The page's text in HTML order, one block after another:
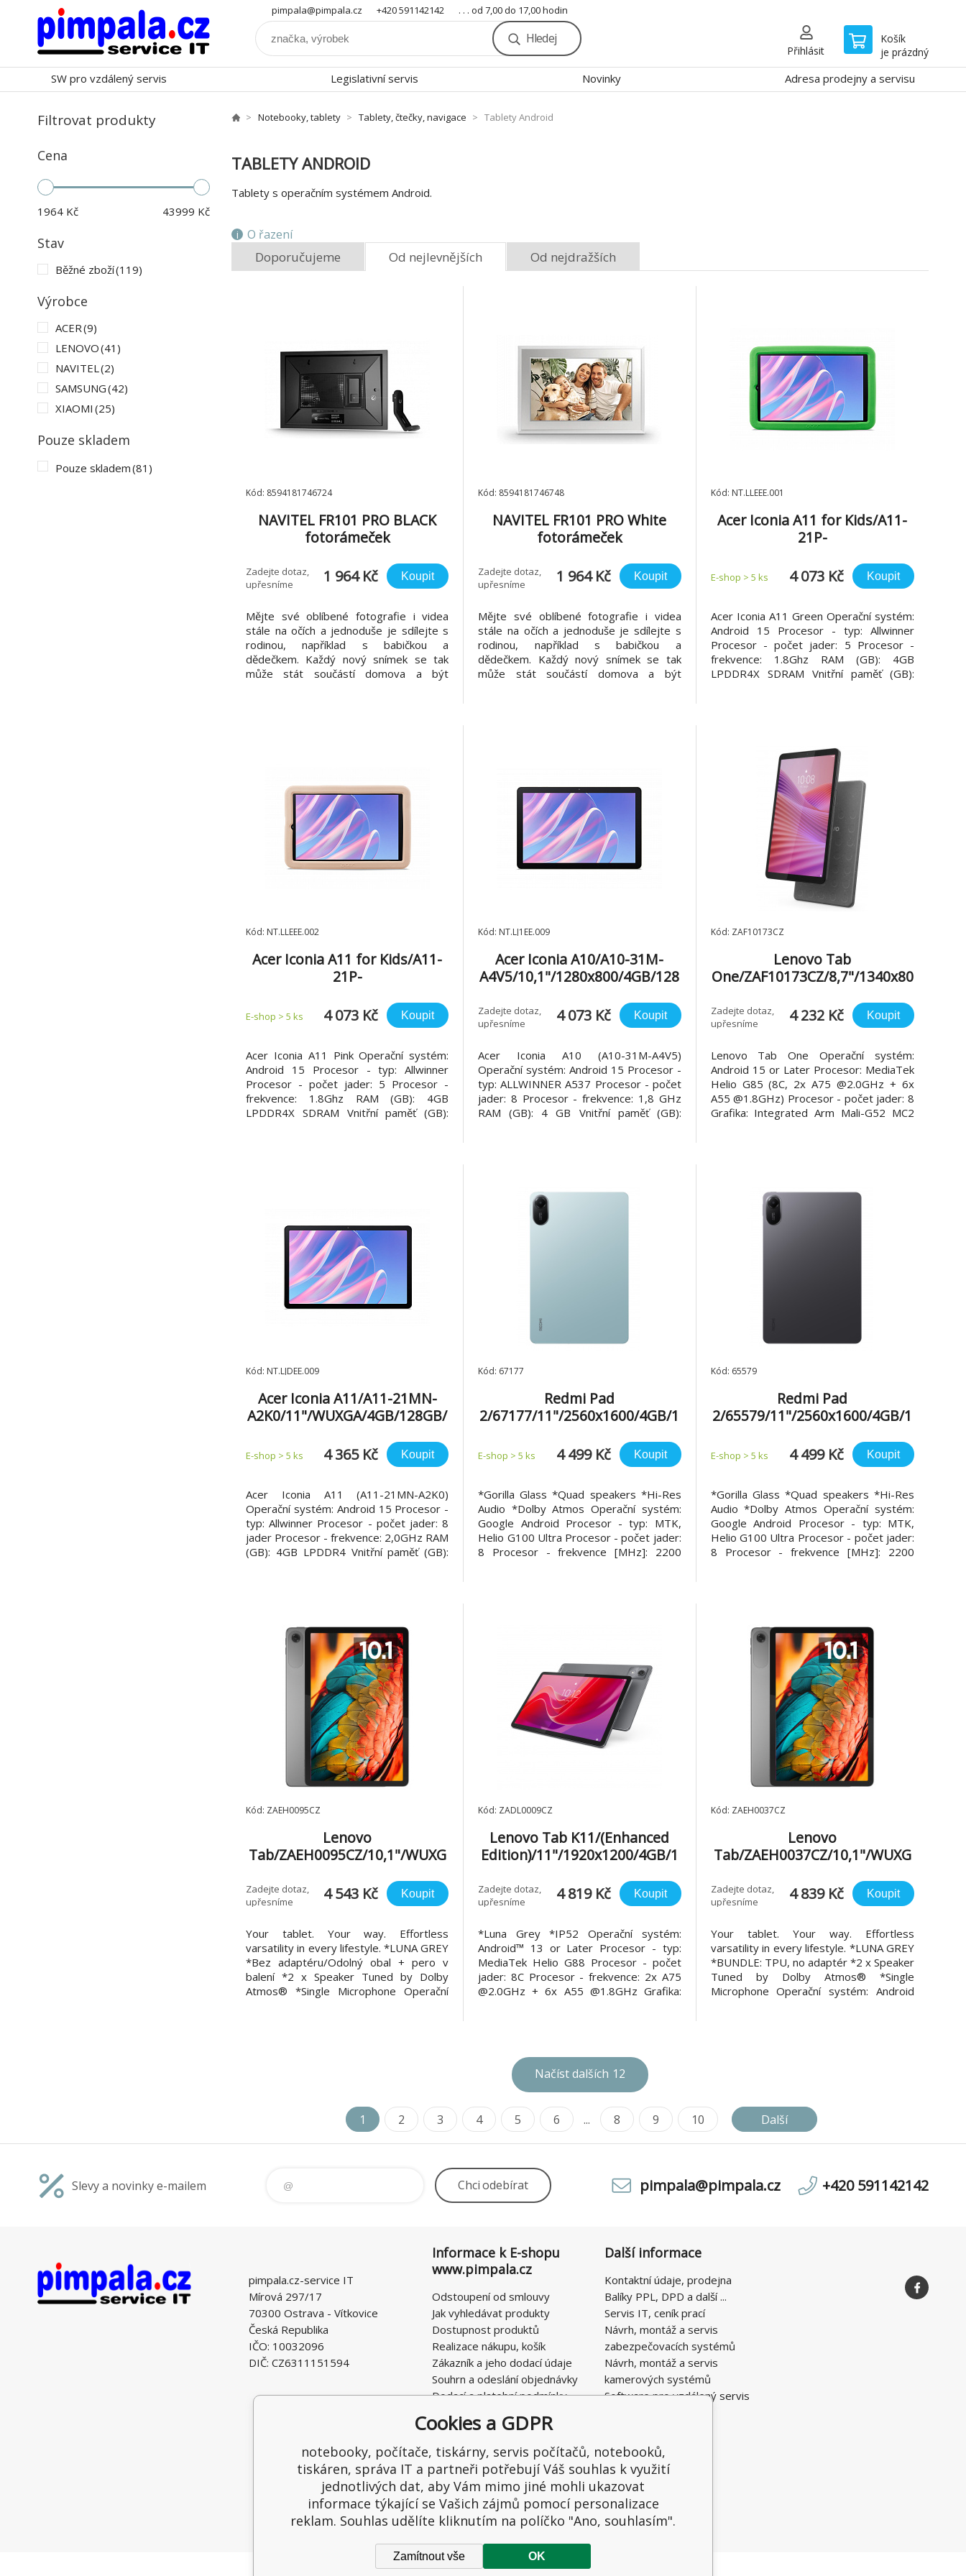
pimpala@pimpala.cz +420 591142142 . . . od 7,00 do 17,00 hodin
Hledej
Přihlásit
Košík
je prázdný
SW pro vzdálený servis Legislativní servis Novinky Adresa prodejny a servisu
Filtrovat produkty
Cena
1964 Kč 43999 Kč
Stav
Běžné zboží(119)
Výrobce
ACER(9)
LENOVO(41)
NAVITEL(2)
SAMSUNG(42)
XIAOMI (25)
Pouze skladem
Pouze skladem(81)
Notebooky, tablety Tablety, čtečky, navigace Tablety Android
TABLETY ANDROID
Tablety s operačním systémem Android.
O řazení
Doporučujeme Od nejlevnějších Od nejdražších
Kód: 8594181746724
NAVITEL FR101 PRO BLACK
fotorámeček
Zadejte dotaz,
upřesníme
1 964 Kč Koupit
Mějte své oblíbené fotografie i videa
stále na očích a jednoduše je sdílejte s
rodinou, například s babičkou a
dědečkem. Každý nový snímek se tak
může stát součástí domova a být
Kód: 8594181746748
NAVITEL FR101 PRO White
fotorámeček
Zadejte dotaz,
upřesníme
1 964 Kč Koupit
Mějte své oblíbené fotografie i videa
stále na očích a jednoduše je sdílejte s
rodinou, například s babičkou a
dědečkem. Každý nový snímek se tak
může stát součástí domova a být
Kód: NT.LLEEE.001
Acer Iconia A11 for Kids/A11-
21P-
GB/An15/Zelená
E-shop > 5 ks 4 073 Kč Koupit
Acer Iconia A11 Green Operační systém:
Android 15 Procesor - typ: Allwinner
Procesor - počet jader: 5 Procesor -
frekvence: 1.8Ghz RAM (GB): 4GB
LPDDR4X SDRAM Vnitřní paměť (GB):
Kód: NT.LLEEE.002
Acer Iconia A11 for Kids/A11-
21P-
GB/An15/Růžová
E-shop > 5 ks 4 073 Kč Koupit
Acer Iconia A11 Pink Operační systém:
Android 15 Procesor - typ: Allwinner
Procesor - počet jader: 5 Procesor -
frekvence: 1.8Ghz RAM (GB): 4GB
LPDDR4X SDRAM Vnitřní paměť (GB):
Kód: NT.LJ1EE.009
Acer Iconia A10/A10-31M-
A4V5/10,1"/1280x800/4GB/128
Zadejte dotaz,
upřesníme
4 073 Kč Koupit
Acer Iconia A10 (A10-31M-A4V5)
Operační systém: Android 15 Procesor -
typ: ALLWINNER A537 Procesor - počet
jader: 8 Procesor - frekvence: 1,8 GHz
RAM (GB): 4 GB Vnitřní paměť (GB):
Kód: ZAF10173CZ
Lenovo Tab
One/ZAF10173CZ/8,7"/1340x80
Zadejte dotaz,
upřesníme
4 232 Kč Koupit
Lenovo Tab One Operační systém:
Android 15 or Later Procesor: MediaTek
Helio G85 (8C, 2x A75 @2.0GHz + 6x
A55 @1.8GHz) Procesor - počet jader: 8
Grafika: Integrated Arm Mali-G52 MC2
Kód: NT.LJDEE.009
Acer Iconia A11/A11-21MN-
A2K0/11"/WUXGA/4GB/128GB/
E-shop > 5 ks 4 365 Kč Koupit
Acer Iconia A11 (A11-21MN-A2K0)
Operační systém: Android 15 Procesor -
typ: Allwinner Procesor - počet jader: 8
jader Procesor - frekvence: 2,0GHz RAM
(GB): 4GB LPDDR4 Vnitřní paměť (GB):
Kód: 67177
Redmi Pad
2/67177/11"/2560x1600/4GB/1
E-shop > 5 ks 4 499 Kč Koupit
*Gorilla Glass *Quad speakers *Hi-Res
Audio *Dolby Atmos Operační systém:
Google Android Procesor - typ: MTK,
Helio G100 Ultra Procesor - počet jader:
8 Procesor - frekvence [MHz]: 2200
Kód: 65579
Redmi Pad
2/65579/11"/2560x1600/4GB/1
E-shop > 5 ks 4 499 Kč Koupit
*Gorilla Glass *Quad speakers *Hi-Res
Audio *Dolby Atmos Operační systém:
Google Android Procesor - typ: MTK,
Helio G100 Ultra Procesor - počet jader:
8 Procesor - frekvence [MHz]: 2200
Kód: ZAEH0095CZ
Lenovo
Tab/ZAEH0095CZ/10,1"/WUXG
Zadejte dotaz,
upřesníme
4 543 Kč Koupit
Your tablet. Your way. Effortless
varsatility in every lifestyle. *LUNA GREY
*Bez adaptéru/Odolný obal + pero v
balení *2 x Speaker Tuned by Dolby
Atmos® *Single Microphone Operační
Kód: ZADL0009CZ
Lenovo Tab K11/(Enhanced
Edition)/11"/1920x1200/4GB/1
Zadejte dotaz,
upřesníme
4 819 Kč Koupit
*Luna Grey *IP52 Operační systém:
Android™ 13 or Later Procesor - typ:
MediaTek Helio G88 Procesor - počet
jader: 8C Procesor - frekvence: 2x A75
@2.0GHz + 6x A55 @1.8GHz Grafika:
Paměťové karty: mi
Kód: ZAEH0037CZ
Lenovo
Tab/ZAEH0037CZ/10,1"/WUXG
Zadejte dotaz,
upřesníme
4 839 Kč Koupit
Your tablet. Your way. Effortless
varsatility in every lifestyle. *LUNA GREY
*BUNDLE: TPU, no adaptér *2 x Speaker
Tuned by Dolby Atmos® *Single
Microphone Operační systém: Android
Načíst dalších 12
1 2 3 4 5 6 ... 8 9 10 Další
Slevy a novinky e-mailem Chciodebírat pimpala@pimpala.cz +420 591142142
pimpala.cz-service IT
Mírová 297/17
70300 Ostrava - Vítkovice
Česká Republika
IČO: 10032096
DIČ: CZ6311151594
Informace k E-shopu
www.pimpala.cz
Odstoupení od smlouvy
Jak vyhledávat produkty
Dostupnost produktů
Realizace nákupu, košík
Zákazník a jeho dodací údaje
Souhrn a odeslání objednávky
Dodací a platební podmínky
Obchodní podmínky E-SHOPU
Ochrana osobních údajů
Řešení nedostatků, reklamace
Kontaktní formulář
Další informace
Kontaktní údaje, prodejna
Balíky PPL, DPD a další ...
Servis IT, ceník prací
Návrh, montáž a servis
zabezpečovacích systémů
Návrh, montáž a servis
kamerových systémů
Software pro vzdálený servis
Cookies a GDPR
notebooky, počítače, tiskárny, servis počítačů, notebooků,
tiskáren, správa IT a partneři potřebují Váš souhlas k využití
jednotlivých dat, aby Vám mimo jiné mohli ukazovat
informace týkající se Vašich zájmů pomocí personalizace
reklam. Souhlas udělíte kliknutím na políčko "Ano, souhlasím".
Zamítnout vše OK